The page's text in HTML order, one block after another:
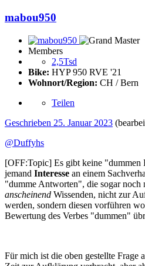
mabou950
Members
2,5Tsd
Bike: HYP 950 RVE '21
Wohnort/Region: CH / Bern
Teilen
Geschrieben 25. Januar 2023
@Duffyhs
[OFF:Topic] Es gibt keine "dummen
jemand Interesse an einem
"dumme Antworten", die sogar noch
anscheinend Wissenden, nicht zur
werden, sondern diesen vorführen
Bewertung des Verbes "dummen"
Für mich ist die oben gestellte Frage